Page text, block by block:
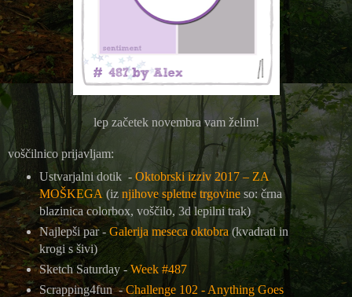
lep začetek novembra vam želim!
voščilnico prijavljam:
Ustvarjalni dotik - Oktobrski izziv 2017 – ZA
MOŠKEGA (iz njihove spletne trgovineso: črna
blazinica colorbox, voščilo, 3d lepilni trak)
Najlepši par -Galerija meseca oktobra(kvadrati in
krogi s šivi)
Sketch Saturday -Week #487
Scrapping4fun -Challenge 102 - Anything Goes